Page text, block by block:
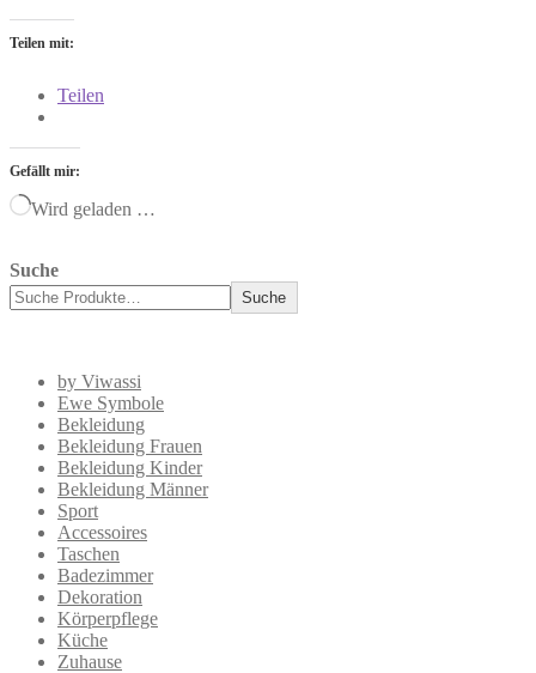
Teilen mit:
Teilen
Gefällt mir:
Wird geladen …
Suche
Suche
by Viwassi
Ewe Symbole
Bekleidung
Bekleidung Frauen
Bekleidung Kinder
Bekleidung Männer
Sport
Accessoires
Taschen
Badezimmer
Dekoration
Körperpflege
Küche
Zuhause